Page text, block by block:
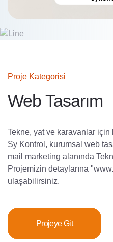
Proje Kategorisi
Web Tasarım
Tekne, yat ve karavanlar
Sy Kontrol, kurumsal web
mail marketing alanında
Projemizin detaylarına
ulaşabilirsiniz.
Projeye Git